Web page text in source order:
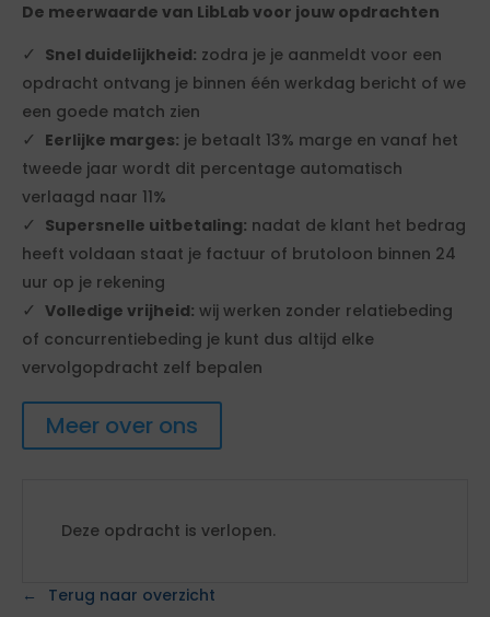
De meerwaarde van LibLab voor jouw opdrachten
Snel duidelijkheid: zodra je je aanmeldt voor een
opdracht ontvang je binnen één werkdag bericht of we
een goede match zien
Eerlijke marges: je betaalt 13% marge en vanaf het
tweede jaar wordt dit percentage automatisch
verlaagd naar 11%
Supersnelle uitbetaling: nadat de klant het bedrag
heeft voldaan staat je factuur of brutoloon binnen 24
uur op je rekening
Volledige vrijheid: wij werken zonder relatiebeding
of concurrentiebeding je kunt dus altijd elke
vervolgopdracht zelf bepalen
Meer over ons
Deze opdracht is verlopen.
Terug naar overzicht